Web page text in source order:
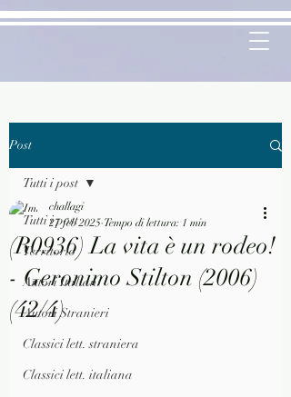
Post
Tutti i post
Territorio
Autori Italiani
Autori Stranieri
Classici lett. straniera
Classici lett. italiana
Tutti i post
(R0936) La vita è un rodeo!
- Geronimo Stilton (2006)
(42/4)
challagi
27 feb 2025 Tempo di lettura: 1 min